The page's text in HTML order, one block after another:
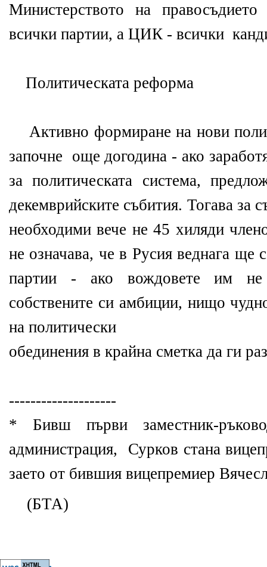
Министерството на
всички партии, а ЦИК - всички
Политическата реформа
Активно формиране на нови
започне още догодина - ако
за политическата система,
декемврийските събития. Тогава за
необходими вече не 45 хиляди
не означава, че в Русия веднага ще
партии - ако вождовете им не
собствените си амбиции, нищо
на политически
обединения в крайна сметка да ги
--------------------
* Бивш първи заместник-
администрация, Сурков стана
заето от бившия вицепремиер
(БТА)